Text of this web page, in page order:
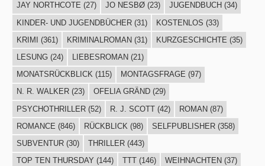
JAY NORTHCOTE (27) JO NESBØ(23) JUGENDBUCH (34)
KINDER- UND JUGENDBÜCHER(31) KOSTENLOS (33)
KRIMI
(361) KRIMINALROMAN (31) KURZGESCHICHTE (35)
LESUNG(24) LIEBESROMAN (21)
MONATSRÜCKBLICK(115) MONTAGSFRAGE (97)
N. R. WALKER(23) OFELIA GRÄND(29)
PSYCHOTHRILLER(52) R. J. SCOTT(42) ROMAN(87)
ROMANCE (846) RÜCKBLICK (98) SELFPUBLISHER(358)
SUBVENTUR(30) THRILLER(443)
TOP TEN THURSDAY (144) TTT(146) WEIHNACHTEN (37)